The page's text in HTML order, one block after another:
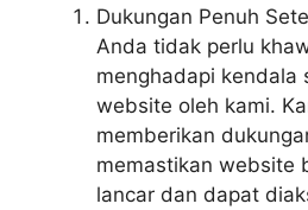
Dukungan Penuh
Anda tidak perlu
menghadapi kendala
website oleh kami.
memberikan
memastikan website
lancar dan dapat